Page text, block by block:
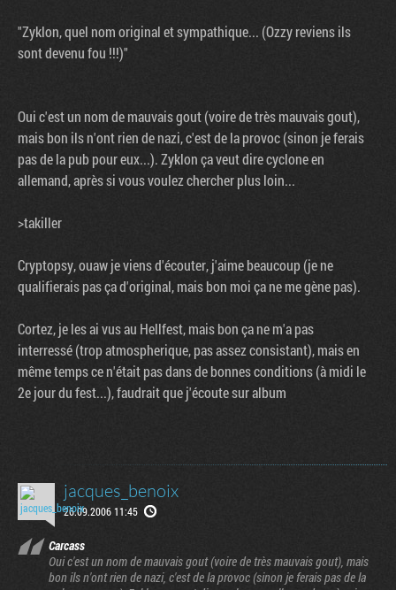
"Zyklon, quel nom original et sympathique... (Ozzy reviens ils
sont devenu fou !!!)"
Oui c'est un nom de mauvais gout (voire de très mauvais gout),
mais bon ils n'ont rien de nazi, c'est de la provoc (sinon je ferais
pas de la pub pour eux...). Zyklon ça veut dire cyclone en
allemand, après si vous voulez chercher plus loin...
>takiller
Cryptopsy, ouaw je viens d'écouter, j'aime beaucoup (je ne
qualifierais pas ça d'original, mais bon moi ça ne me gène pas).
Cortez, je les ai vus au Hellfest, mais bon ça ne m'a pas
interressé (trop atmospherique, pas assez consistant), mais en
même temps ce n'était pas dans de bonnes conditions (à midi le
2e jour du fest...), faudrait que j'écoute sur album
jacques_benoix
26.09.2006 11:45
Carcass
Oui c'est un nom de mauvais gout (voire de très mauvais gout), mais
bon ils n'ont rien de nazi, c'est de la provoc (sinon je ferais pas de la